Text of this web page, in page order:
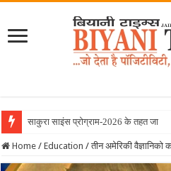
साकुरा साइंस प्रोग्राम-2026 के तहत जापान
Home / Education / तीन अमेरिकी वैज्ञानिको